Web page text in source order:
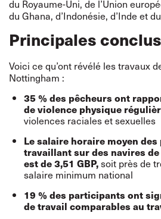
du Royaume-Uni, de l’Union
du Ghana, d’Indonésie, d’Inde et
Principales
Voici ce qu’ont révélé les travaux
Nottingham :
35 % des pêcheurs ont
de violence physique
violences raciales et sexuelles
Le salaire horaire moyen
travaillant sur des navires
est de 3,51 GBP,soit près de
salaire minimum national
19 % des participants ont
de travail comparables au